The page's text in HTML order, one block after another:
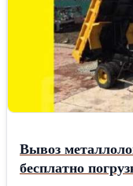
Вывоз
бесплатно